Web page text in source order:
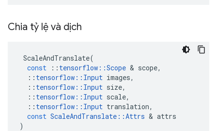
Chia tỷ lệ và dịch
ScaleAndTranslate(
const
:: tensorflow ::Scope & scope,
:: tensorflow :: Input images,
:: tensorflow :: Input size,
:: tensorflow :: Input scale,
:: tensorflow :: Input translation,
const ScaleAndTranslate ::Attrs & attrs
)